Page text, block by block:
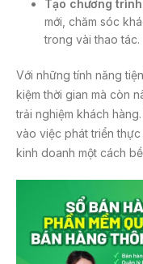
Tạo chương
mới, chăm sóc
trong vài thao tác.
Với những tính năng tiện
kiệm thời gian mà còn
trải nghiệm khách
vào việc phát triển
kinh doanh một cách